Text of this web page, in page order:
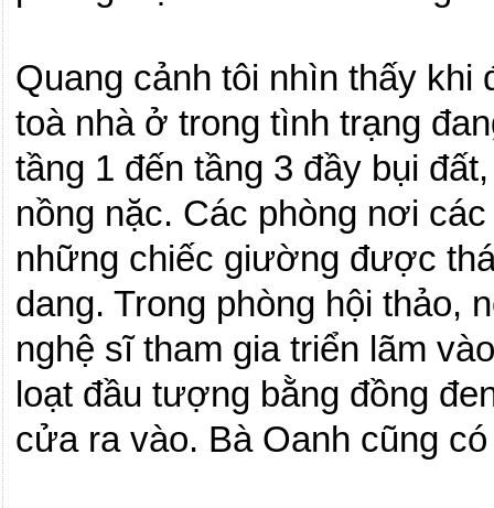
Quang cảnh tôi nhìn thấy khi
toà nhà ở trong tình trạng
tầng 1 đến tầng 3 đầy bụi
nồng nặc. Các phòng nơi
những chiếc giường được
dang. Trong phòng hội thảo,
nghệ sĩ tham gia triển lãm
loạt đầu tượng bằng đồng
cửa ra vào. Bà Oanh cũng